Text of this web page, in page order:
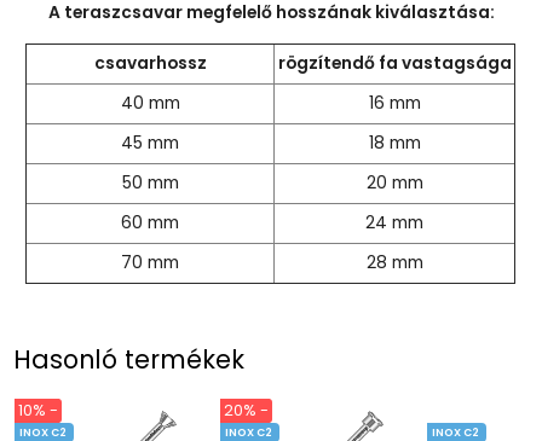
A teraszcsavar megfelelő hosszának kiválasztása:
csavarhossz
rögzítendő fa vastagsága
40 mm
16 mm
45 mm
18 mm
50 mm
20 mm
60 mm
24 mm
70 mm
28 mm
Hasonló termékek
INOX C2
10% -
INOX C2
20% -
INOX C2